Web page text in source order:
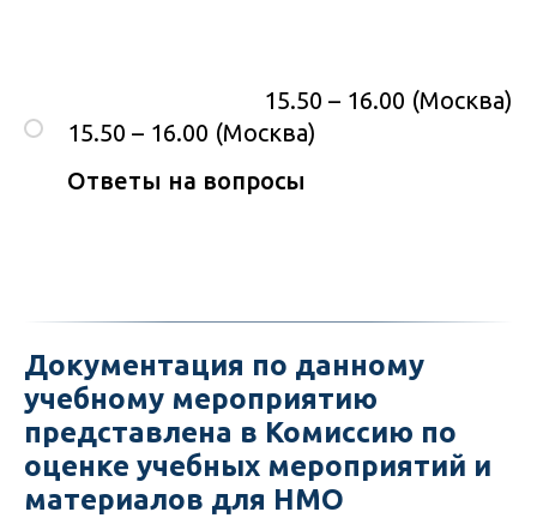
15.50 – 16.00 (Москва)
15.50 – 16.00 (Москва)
Ответы на вопросы
Документация по данному
учебному мероприятию
представлена в Комиссию по
оценке учебных мероприятий и
материалов для НМО